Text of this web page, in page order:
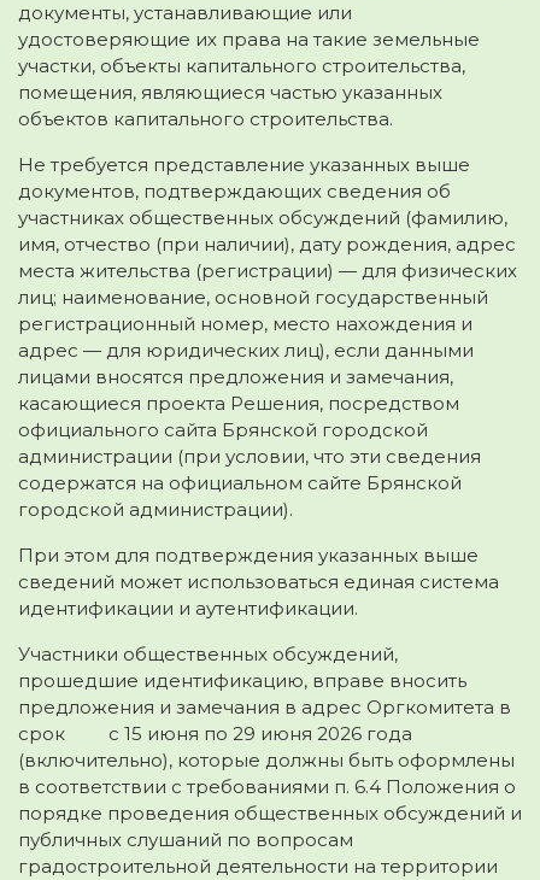
документы, устанавливающие или
удостоверяющие их права на такие земельные
участки, объекты капитального строительства,
помещения, являющиеся частью указанных
объектов капитального строительства.
Не требуется представление указанных выше
документов, подтверждающих сведения об
участниках общественных обсуждений (фамилию,
имя, отчество (при наличии), дату рождения, адрес
места жительства (регистрации) — для физических
лиц; наименование, основной государственный
регистрационный номер, место нахождения и
адрес — для юридических лиц), если данными
лицами вносятся предложения и замечания,
касающиеся проекта Решения, посредством
официального сайта Брянской городской
администрации (при условии, что эти сведения
содержатся на официальном сайте Брянской
городской администрации).
При этом для подтверждения указанных выше
сведений может использоваться единая система
идентификации и аутентификации.
Участники общественных обсуждений,
прошедшие идентификацию, вправе вносить
предложения и замечания в адрес Оргкомитета в
срок с 15 июня по 29 июня 2026 года
(включительно), которые должны быть оформлены
в соответствии с требованиями п. 6.4 Положения о
порядке проведения общественных обсуждений и
публичных слушаний по вопросам
градостроительной деятельности на территории